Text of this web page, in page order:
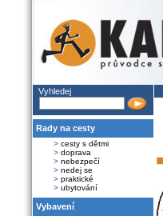
Vyhledej
Rady na cesty
> cesty s dětmi
> doprava
> nebezpečí
> nedej se
> praktické
> ubytování
Vybavení